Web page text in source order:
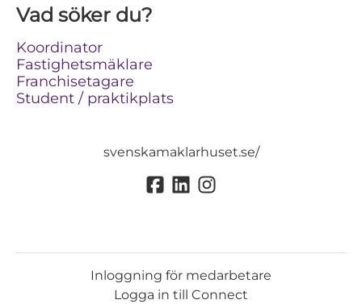
Vad söker du?
Koordinator
Fastighetsmäklare
Franchisetagare
Student / praktikplats
svenskamaklarhuset.se/
Inloggning för medarbetare
Logga in till Connect